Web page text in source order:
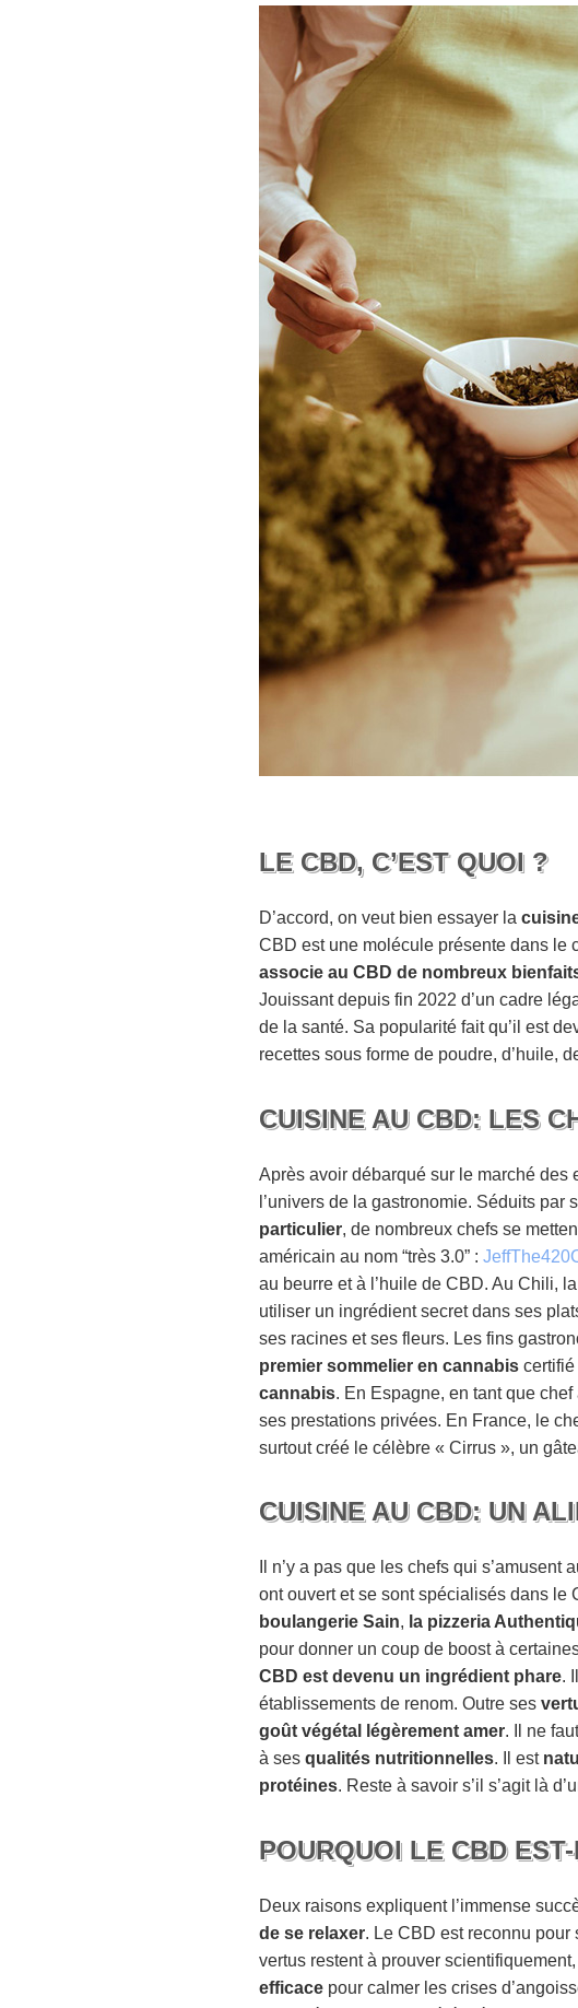
LE CBD, C’EST QUOI ?
D’accord, on veut bien essayer la
CBD est une molécule présente dans le
associe au CBD de nombreux
Jouissant depuis fin 2022 d’un cadre
de la santé. Sa popularité fait qu’il est
recettes sous forme de poudre, d’huile,
CUISINE AU CBD: LES
Après avoir débarqué sur le marché
l’univers de la gastronomie. Séduits
particulier, de nombreux chefs se
américain au nom “très 3.0” :
au beurre et à l’huile de CBD. Au Chili,
utiliser un ingrédient secret dans ses
ses racines et ses fleurs. Les fins
premier sommelier en cannabis
cannabis. En Espagne, en tant que
ses prestations privées. En France, le
surtout créé le célèbre « Cirrus », un
CUISINE AU CBD: UN
Il n’y a pas que les chefs qui
ont ouvert et se sont spécialisés dans le
boulangerie Sain, la pizzeria
pour donner un coup de boost à
CBD est devenu un ingrédient phare.
établissements de renom. Outre ses
goût végétal légèrement amer. Il ne
à ses qualités nutritionnelles. Il est
protéines. Reste à savoir s’il s’agit là
POURQUOI LE CBD
Deux raisons expliquent l’immense
de se relaxer. Le CBD est reconnu pour
vertus restent à prouver scientifiquement,
efficace pour calmer les crises